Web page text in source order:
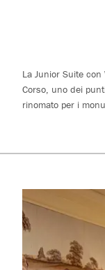
La Junior Suite
Corso, uno dei
rinomato per i